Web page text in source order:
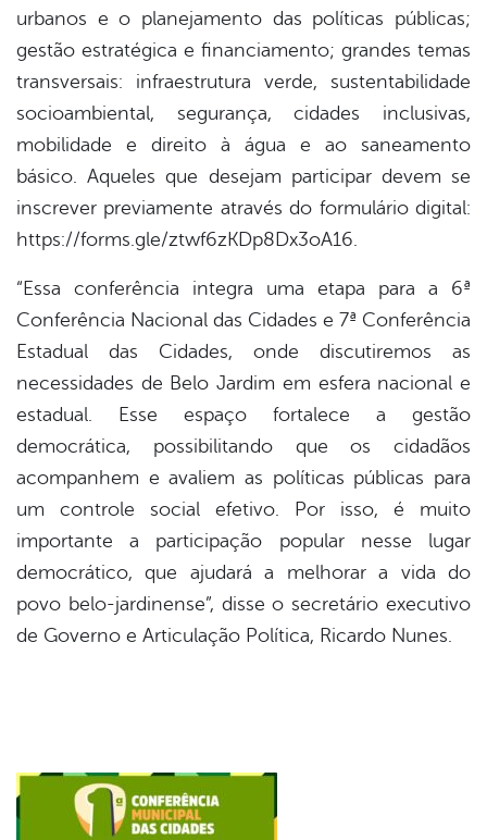
urbanos e o planejamento das políticas públicas;
gestão estratégica e financiamento; grandes temas
transversais: infraestrutura verde, sustentabilidade
socioambiental, segurança, cidades inclusivas,
mobilidade e direito à água e ao saneamento
básico. Aqueles que desejam participar devem se
inscrever previamente através do formulário digital:
https://forms.gle/ztwf6zKDp8Dx3oA16.
“Essa conferência integra uma etapa para a 6ª
Conferência Nacional das Cidades e 7ª Conferência
Estadual das Cidades, onde discutiremos as
necessidades de Belo Jardim em esfera nacional e
estadual. Esse espaço fortalece a gestão
democrática, possibilitando que os cidadãos
acompanhem e avaliem as políticas públicas para
um controle social efetivo. Por isso, é muito
importante a participação popular nesse lugar
democrático, que ajudará a melhorar a vida do
povo belo-jardinense”, disse o secretário executivo
de Governo e Articulação Política, Ricardo Nunes.